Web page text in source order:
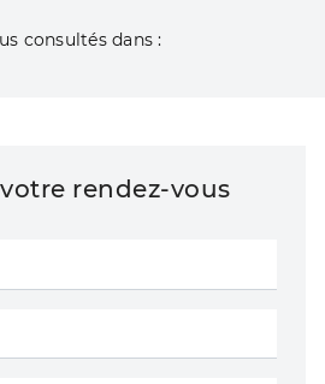
consultés dans :
votre rendez-vous